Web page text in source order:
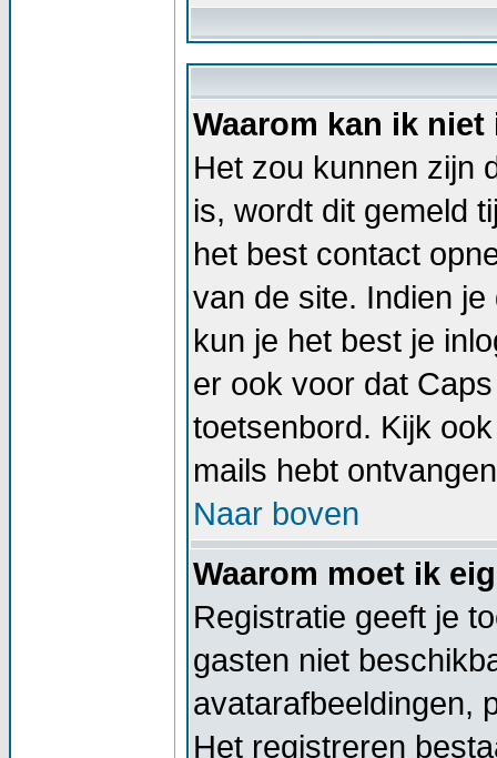
Waarom kan ik
Het zou kunnen zijn
is, wordt dit gemeld
het best contact
van de site. Indien
kun je het best je
er ook voor dat
toetsenbord. Kijk
mails hebt
Naar boven
Waarom moet ik
Registratie geeft je
gasten niet
avatarafbeeldingen,
Het registreren